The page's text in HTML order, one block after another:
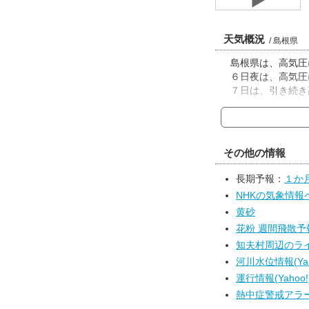
天気概況 / 島根県
島根県は、高気圧
６日夜は、高気圧
７日は、引き続き
その他の情報
長期予報： １か
NHKの気象情報
黄砂
花粉 週間飛散
知夫村周辺のラ
河川水位情報
運行情報
熱中症警戒アラ